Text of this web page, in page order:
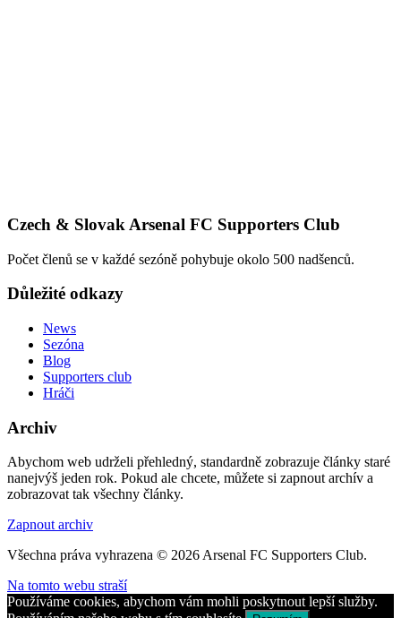
Czech & Slovak Arsenal FC Supporters Club
Počet členů se v každé sezóně pohybuje okolo 500 nadšenců.
Důležité odkazy
News
Sezóna
Blog
Supporters club
Hráči
Archiv
Abychom web udrželi přehledný, standardně zobrazuje články staré
nanejvýš jeden rok. Pokud ale chcete, můžete si zapnout archív a
zobrazovat tak všechny články.
Zapnout archiv
Všechna práva vyhrazena © 2026 Arsenal FC Supporters Club.
Na tomto webu straší
Používáme cookies, abychom vám mohli poskytnout lepší služby.